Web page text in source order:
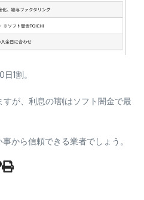
日1割。
が、利息の1割はソフト闇金で最
から信頼できる業者でしょう。